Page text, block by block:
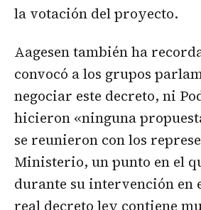
la votación del proyecto.
Aagesen también ha
convocó a los grupos
negociar este decreto, ni
hicieron «ninguna
se reunieron con los
Ministerio, un punto en el
durante su intervención en
real decreto ley contiene